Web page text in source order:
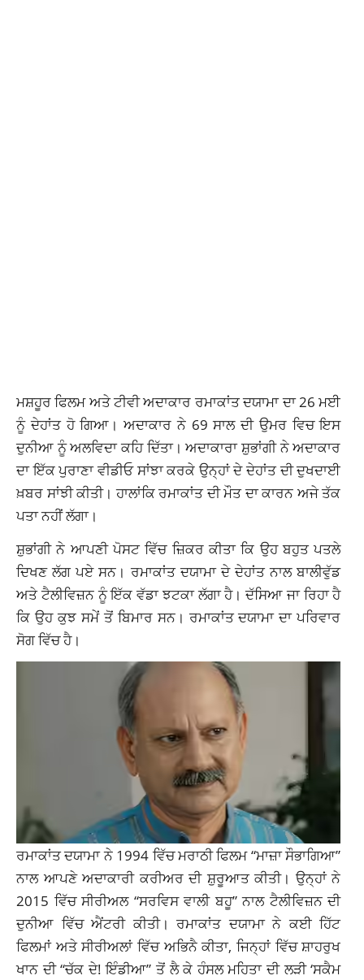
ਮਸ਼ਹੂਰ ਫਿਲਮ ਅਤੇ ਟੀਵੀ ਅਦਾਕਾਰ ਰਮਾਕਾਂਤ ਦਯਾਮਾ ਦਾ 26 ਮਈ
ਨੂੰ ਦੇਹਾਂਤ ਹੋ ਗਿਆ। ਅਦਾਕਾਰ ਨੇ 69 ਸਾਲ ਦੀ ਉਮਰ ਵਿਚ ਇਸ
ਦੁਨੀਆ ਨੂੰ ਅਲਵਿਦਾ ਕਹਿ ਦਿੱਤਾ। ਅਦਾਕਾਰਾ ਸ਼ੁਭਾਂਗੀ ਨੇ ਅਦਾਕਾਰ
ਦਾ ਇੱਕ ਪੁਰਾਣਾ ਵੀਡੀਓ ਸਾਂਝਾ ਕਰਕੇ ਉਨ੍ਹਾਂ ਦੇ ਦੇਹਾਂਤ ਦੀ ਦੁਖਦਾਈ
ਖ਼ਬਰ ਸਾਂਝੀ ਕੀਤੀ। ਹਾਲਾਂਕਿ ਰਮਾਕਾਂਤ ਦੀ ਮੌਤ ਦਾ ਕਾਰਨ ਅਜੇ ਤੱਕ
ਪਤਾ ਨਹੀਂ ਲੱਗਾ।
ਸ਼ੁਭਾਂਗੀ ਨੇ ਆਪਣੀ ਪੋਸਟ ਵਿੱਚ ਜ਼ਿਕਰ ਕੀਤਾ ਕਿ ਉਹ ਬਹੁਤ ਪਤਲੇ
ਦਿਖਣ ਲੱਗ ਪਏ ਸਨ। ਰਮਾਕਾਂਤ ਦਯਾਮਾ ਦੇ ਦੇਹਾਂਤ ਨਾਲ ਬਾਲੀਵੁੱਡ
ਅਤੇ ਟੈਲੀਵਿਜ਼ਨ ਨੂੰ ਇੱਕ ਵੱਡਾ ਝਟਕਾ ਲੱਗਾ ਹੈ। ਦੱਸਿਆ ਜਾ ਰਿਹਾ ਹੈ
ਕਿ ਉਹ ਕੁਝ ਸਮੇਂ ਤੋਂ ਬਿਮਾਰ ਸਨ। ਰਮਾਕਾਂਤ ਦਯਾਮਾ ਦਾ ਪਰਿਵਾਰ
ਸੋਗ ਵਿੱਚ ਹੈ।
ਰਮਾਕਾਂਤ ਦਯਾਮਾ ਨੇ 1994 ਵਿੱਚ ਮਰਾਠੀ ਫਿਲਮ “ਮਾਜ਼ਾ ਸੌਭਾਗਿਆ”
ਨਾਲ ਆਪਣੇ ਅਦਾਕਾਰੀ ਕਰੀਅਰ ਦੀ ਸ਼ੁਰੂਆਤ ਕੀਤੀ। ਉਨ੍ਹਾਂ ਨੇ
2015 ਵਿੱਚ ਸੀਰੀਅਲ “ਸਰਵਿਸ ਵਾਲੀ ਬਹੂ” ਨਾਲ ਟੈਲੀਵਿਜ਼ਨ ਦੀ
ਦੁਨੀਆ ਵਿੱਚ ਐਂਟਰੀ ਕੀਤੀ। ਰਮਾਕਾਂਤ ਦਯਾਮਾ ਨੇ ਕਈ ਹਿੱਟ
ਫਿਲਮਾਂ ਅਤੇ ਸੀਰੀਅਲਾਂ ਵਿੱਚ ਅਭਿਨੈ ਕੀਤਾ, ਜਿਨ੍ਹਾਂ ਵਿੱਚ ਸ਼ਾਹਰੁਖ
ਖਾਨ ਦੀ “ਚੱਕ ਦੇ! ਇੰਡੀਆ” ਤੋਂ ਲੈ ਕੇ ਹੰਸਲ ਮਹਿਤਾ ਦੀ ਲੜੀ ‘ਸਕੈਮ